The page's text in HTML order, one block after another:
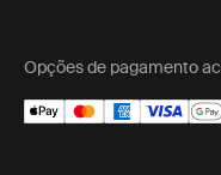
Opções de pagamento